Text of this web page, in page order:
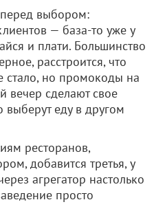
перед выбором:
— база-то уже у
и плати. Большинство
расстроится, что
стало, но промокоды на
вечер сделают свое
выберут еду в другом
ресторанов,
добавится третья, у
агрегатор настолько
просто